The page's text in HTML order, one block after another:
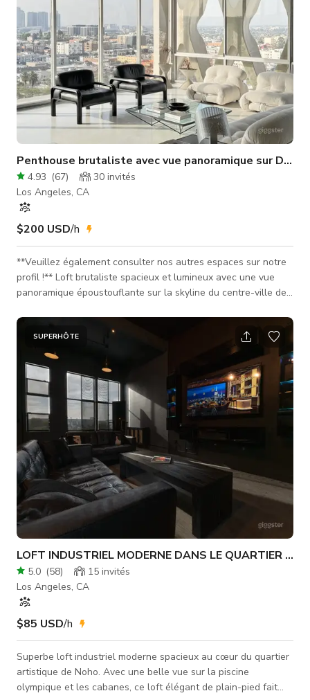
Penthouse brutaliste avec vue panoramique sur
4.93 (67) 30 invités
Los Angeles, CA
$200 USD/h
**Veuillez également consulter nos autres espaces sur notre
profil !** Loft brutaliste spacieux et lumineux avec une vue
panoramique époustouflante sur la skyline du centre-ville de
fenêtres du sol au plafond sur deux côtés du loft, avec des
arches architecturales en béton emblématiques d'un côté et
des vues dégagées de l'autre. Un havre pour les passionnés
de design d'intérieur et d'architecture. L'un des rares espaces
agré
SUPERHÔTE
LOFT INDUSTRIEL MODERNE DANS LE QUARTIER
5.0 (58) 15 invités
Los Angeles, CA
$85 USD/h
Superbe loft industriel moderne spacieux au cœur du quartier
artistique de Noho. Avec une belle vue sur la piscine
olympique et les cabanes, ce loft élégant de plain-pied fait